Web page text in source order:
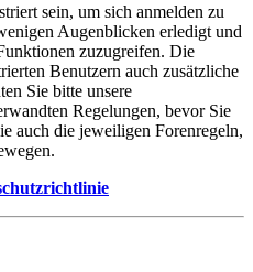
sein, um sich anmelden zu
Augenblicken erledigt und
zuzugreifen. Die
Benutzern auch zusätzliche
Sie bitte unsere
Regelungen, bevor Sie
auch die jeweiligen Forenregeln,